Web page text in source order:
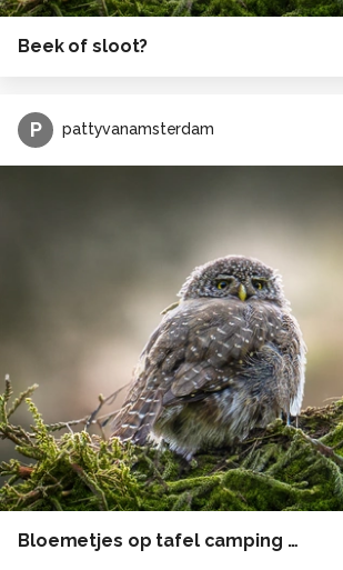
Beek of sloot?
P pattyvanamsterdam
Bloemetjes op tafel camping zonsondergang